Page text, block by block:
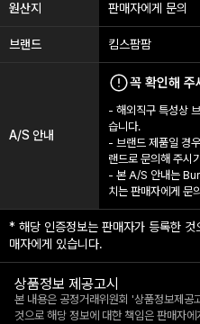
원산지 판매자에게 문의
브랜드 킴스팜팜
A/S 안내
꼭 확인해 주
- 해외직구 특성상
습니다.
- 브랜드 제품일 경
랜드로 문의해 주시
- 본 A/S 안내는
치는 판매자에게 문
* 해당 인증정보는 판매자가 등록한
매자에게 있습니다.
상품정보 제공고시
본 내용은 공정거래위원회 '상품정보제공
것으로 해당 정보에 대한 책임은 판매자에